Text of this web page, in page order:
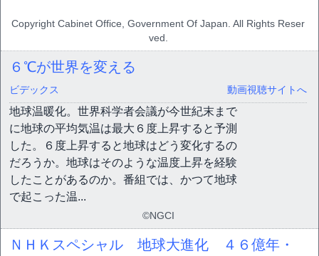
Copyright Cabinet Office, Government Of Japan. All Rights Reser
ved.
６℃が世界を変える
ビデックス 動画視聴サイトへ
地球温暖化。世界科学者会議が今世紀末まで
に地球の平均気温は最大６度上昇すると予測
した。６度上昇すると地球はどう変化するの
だろうか。地球はそのような温度上昇を経験
したことがあるのか。番組では、かつて地球
で起こった温...
©NGCI
ＮＨＫスペシャル 地球大進化 ４６億年・